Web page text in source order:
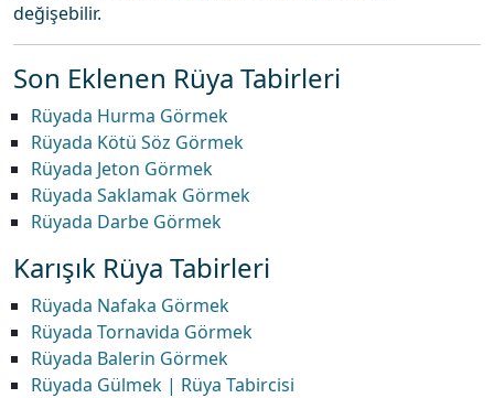
değişebilir.
Son Eklenen Rüya Tabirleri
Rüyada Hurma Görmek
Rüyada Kötü Söz Görmek
Rüyada Jeton Görmek
Rüyada Saklamak Görmek
Rüyada Darbe Görmek
Karışık Rüya Tabirleri
Rüyada Nafaka Görmek
Rüyada Tornavida Görmek
Rüyada Balerin Görmek
Rüyada Gülmek | Rüya Tabircisi